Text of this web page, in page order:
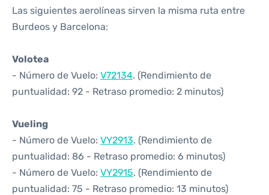
Las siguientes aerolíneas sirven la misma ruta entre
Burdeos y Barcelona:
Volotea
- Número de Vuelo: V72134. (Rendimiento de
puntualidad: 92 - Retraso promedio: 2 minutos)
Vueling
- Número de Vuelo: VY2913. (Rendimiento de
puntualidad: 86 - Retraso promedio: 6 minutos)
- Número de Vuelo: VY2915. (Rendimiento de
puntualidad: 75 - Retraso promedio: 13 minutos)